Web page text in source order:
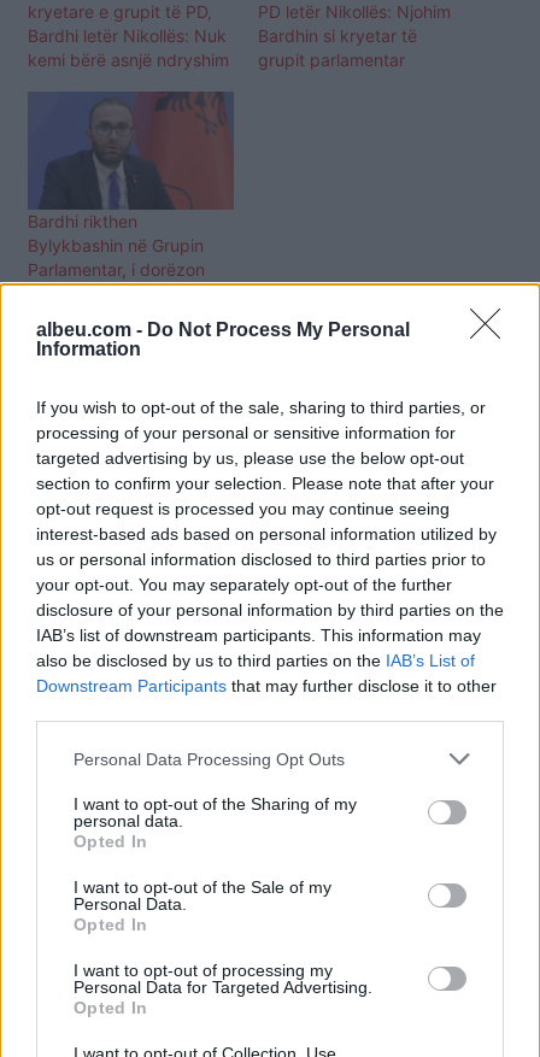
albeu.com - Do Not Process My Personal
Information
If you wish to opt-out of the sale, sharing to third parties, or
processing of your personal or sensitive information for
targeted advertising by us, please use the below opt-out
section to confirm your selection. Please note that after your
opt-out request is processed you may continue seeing
interest-based ads based on personal information utilized by
us or personal information disclosed to third parties prior to
your opt-out. You may separately opt-out of the further
disclosure of your personal information by third parties on the
IAB’s list of downstream participants. This information may
also be disclosed by us to third parties on the IAB’s List of
Downstream Participants that may further disclose it to other
Personal Data Processing Opt Outs
I want to opt-out of the Sharing of my
personal data.
Opted In
I want to opt-out of the Sale of my
Personal Data.
Opted In
I want to opt-out of processing my
Personal Data for Targeted Advertising.
Opted In
kryetare e grupit të PD,
Bardhi letër Nikollës: Nuk
kemi bërë asnjë ndryshim
PD letër Nikollës: Njohim
Bardhin si kryetar të
grupit parlamentar
Bardhi rikthen
Bylykbashin në Grupin
Parlamentar, i dorëzon
Tags:
komisioni i rithemelimit ,